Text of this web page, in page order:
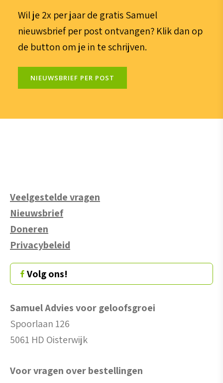
Wil je 2x per jaar de gratis Samuel
nieuwsbrief per post ontvangen? Klik dan op
de button om je in te schrijven.
NIEUWSBRIEF PER POST
Veelgestelde vragen
Nieuwsbrief
Doneren
Privacybeleid
Volg ons!
Samuel Advies voor geloofsgroei
Spoorlaan 126
5061 HD Oisterwijk
Voor vragen over bestellingen